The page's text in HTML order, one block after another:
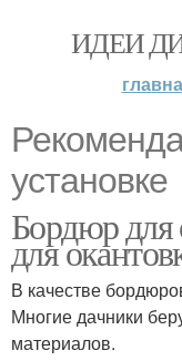
ИДЕИ
установке
Бордюр для
для
В качестве
Многие дачники
материалов.